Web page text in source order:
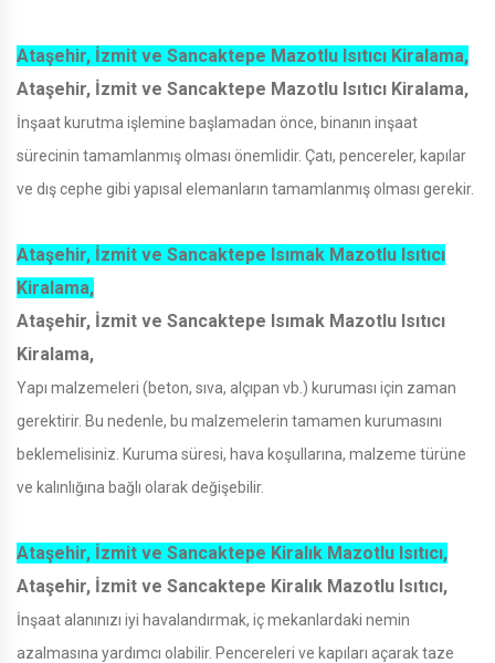
Ataşehir, İzmit ve Sancaktepe Mazotlu Isıtıcı Kiralama,
Ataşehir, İzmit ve Sancaktepe Mazotlu Isıtıcı Kiralama,
İnşaat kurutma işlemine başlamadan önce, binanın inşaat
sürecinin tamamlanmış olması önemlidir. Çatı, pencereler, kapılar
ve dış cephe gibi yapısal elemanların tamamlanmış olması gerekir.
Ataşehir, İzmit ve Sancaktepe Isımak Mazotlu Isıtıcı
Kiralama,
Ataşehir, İzmit ve Sancaktepe Isımak Mazotlu Isıtıcı
Kiralama,
Yapı malzemeleri (beton, sıva, alçıpan vb.) kuruması için zaman
gerektirir. Bu nedenle, bu malzemelerin tamamen kurumasını
beklemelisiniz. Kuruma süresi, hava koşullarına, malzeme türüne
ve kalınlığına bağlı olarak değişebilir.
Ataşehir, İzmit ve Sancaktepe Kiralık Mazotlu Isıtıcı,
Ataşehir, İzmit ve Sancaktepe Kiralık Mazotlu Isıtıcı,
İnşaat alanınızı iyi havalandırmak, iç mekanlardaki nemin
azalmasına yardımcı olabilir. Pencereleri ve kapıları açarak taze